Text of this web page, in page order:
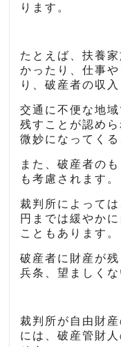
ります。
たとえば、扶養
かったり、仕事
り、破産者の収
交通に不便な地
残すことが認め
微妙になってく
また、破産者の
も考慮されます。
裁判所によって
円までは緩やか
こともあります。
破産者に財産が
兵条、望ましく
裁判所が自由財
には、破産管財